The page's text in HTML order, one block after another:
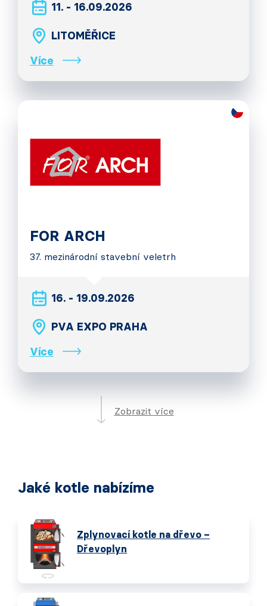
11. - 16.09.2026
LITOMĚŘICE
Více
FOR ARCH
37. mezinárodní stavební veletrh
16. - 19.09.2026
PVA EXPO PRAHA
Více
Zobrazit více
Jaké kotle nabízíme
Zplynovací kotle na dřevo –
Dřevoplyn